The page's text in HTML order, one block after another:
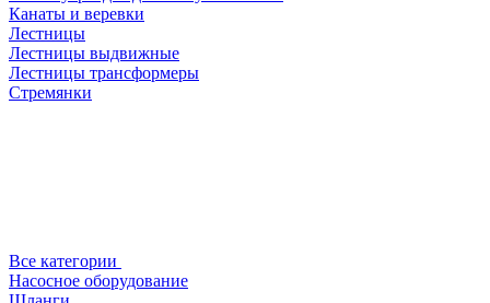
Канаты и веревки
Лестницы
Лестницы выдвижные
Лестницы трансформеры
Стремянки
Все категории
Насосное оборудование